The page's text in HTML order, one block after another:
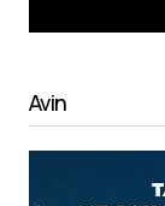
Avin